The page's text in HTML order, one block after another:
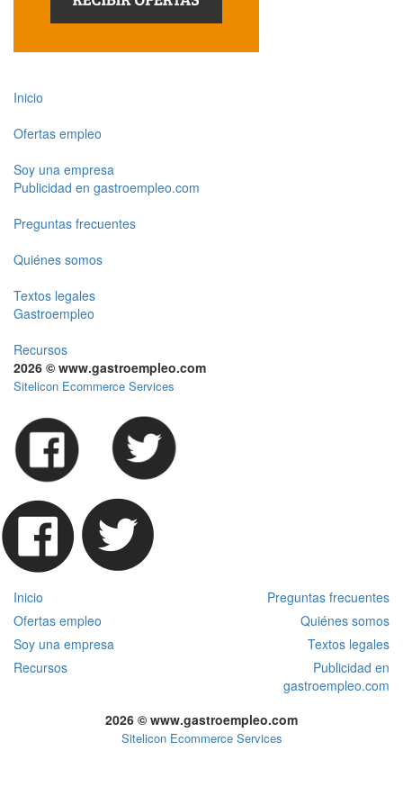
Inicio
Ofertas empleo
Soy una empresa
Publicidad en gastroempleo.com
Preguntas frecuentes
Quiénes somos
Textos legales
Gastroempleo
Recursos
2026 © www.gastroempleo.com
Sitelicon Ecommerce Services
Inicio
Preguntas frecuentes
Ofertas empleo
Quiénes somos
Soy una empresa
Textos legales
Recursos
Publicidad en
gastroempleo.com
2026 © www.gastroempleo.com
Sitelicon Ecommerce Services